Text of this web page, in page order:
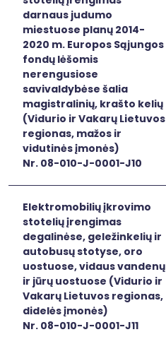
darnaus judumo
miestuose planų 2014-
2020 m. Europos Sąjungos
fondų lėšomis
nerengusiose
savivaldybėse šalia
magistralinių, krašto kelių
(Vidurio ir Vakarų Lietuvos
regionas, mažos ir
vidutinės įmonės)
Nr. 08-010-J-0001-J10
Elektromobilių įkrovimo
stotelių įrengimas
degalinėse, geležinkelių ir
autobusų stotyse, oro
uostuose, vidaus vandenų
ir jūrų uostuose (Vidurio ir
Vakarų Lietuvos regionas,
didelės įmonės)
Nr. 08-010-J-0001-J11